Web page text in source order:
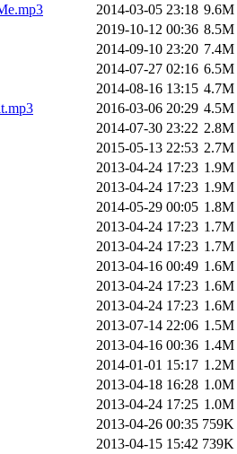
2014-03-05 23:18 9.6M
2019-10-12 00:36 8.5M
2014-09-10 23:20 7.4M
2014-07-27 02:16 6.5M
2014-08-16 13:15 4.7M
2016-03-06 20:29 4.5M
2014-07-30 23:22 2.8M
2015-05-13 22:53 2.7M
2013-04-24 17:23 1.9M
2013-04-24 17:23 1.9M
2014-05-29 00:05 1.8M
2013-04-24 17:23 1.7M
2013-04-24 17:23 1.7M
2013-04-16 00:49 1.6M
2013-04-24 17:23 1.6M
2013-04-24 17:23 1.6M
2013-07-14 22:06 1.5M
2013-04-16 00:36 1.4M
2014-01-01 15:17 1.2M
2013-04-18 16:28 1.0M
2013-04-24 17:25 1.0M
2013-04-26 00:35 759K
2013-04-15 15:42 739K